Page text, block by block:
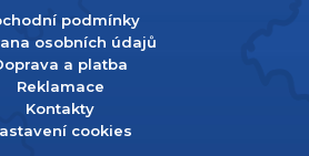
podmínky
osobních údajů
a platba
Reklamace
Kontakty
cookies